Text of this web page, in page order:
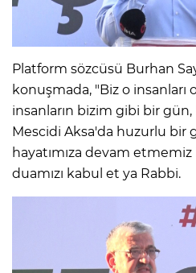
Platform sözcüsü Burhan
konuşmada, "Biz o insanları
insanların bizim gibi bir
Mescidi Aksa'da huzurlu bir
hayatımıza devam etmemiz
duamızı kabul et ya Rabbi.